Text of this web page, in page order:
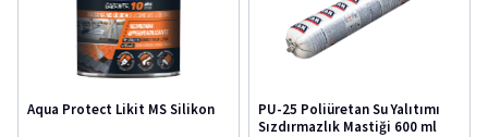
Aqua Protect Likit MS Silikon
PU-25 Poliüretan Su Yalıtımı
Sızdırmazlık Mastiği 600 ml